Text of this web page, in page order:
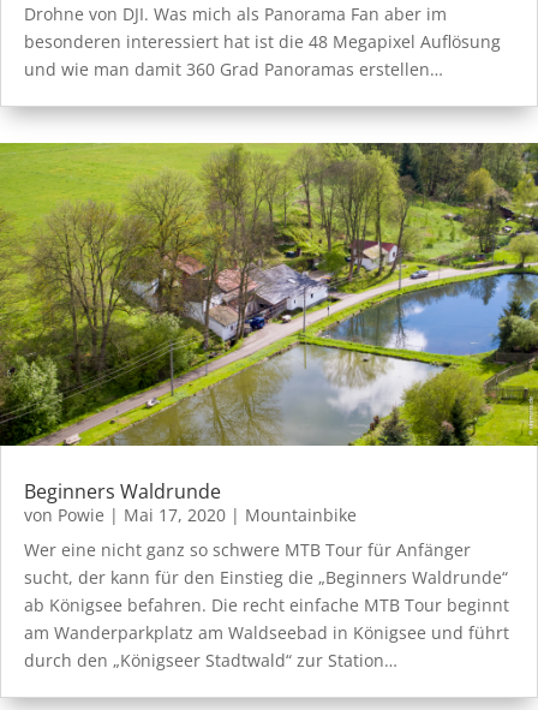
Drohne von DJI. Was mich als Panorama Fan aber im
besonderen interessiert hat ist die 48 Megapixel Auflösung
und wie man damit 360 Grad Panoramas erstellen…
Beginners Waldrunde
von Powie | Mai 17, 2020 | Mountainbike
Wer eine nicht ganz so schwere MTB Tour für Anfänger
sucht, der kann für den Einstieg die „Beginners Waldrunde“
ab Königsee befahren. Die recht einfache MTB Tour beginnt
am Wanderparkplatz am Waldseebad in Königsee und führt
durch den „Königseer Stadtwald“ zur Station…